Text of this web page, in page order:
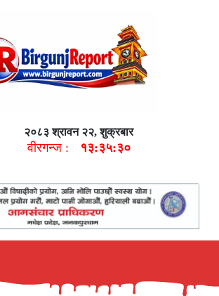
२०८३ श्रावन २२, शुक्रबार
वीरगन्ज : १३:३५:३१